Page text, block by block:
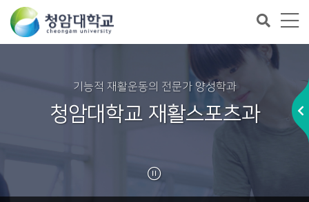
기능적 재활운동의 전문가 양성학과
청암대학교 재활스포츠과